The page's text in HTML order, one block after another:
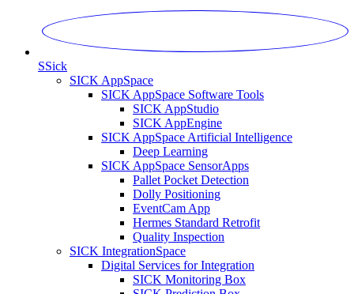
SSick
SICK AppSpace
SICK AppSpace Software Tools
SICK AppStudio
SICK AppEngine
SICK AppSpace Artificial Intelligence
Deep Learning
SICK AppSpace SensorApps
Pallet Pocket Detection
Dolly Positioning
EventCam App
Hermes Standard Retrofit
Quality Inspection
SICK IntegrationSpace
Digital Services for Integration
SICK Monitoring Box